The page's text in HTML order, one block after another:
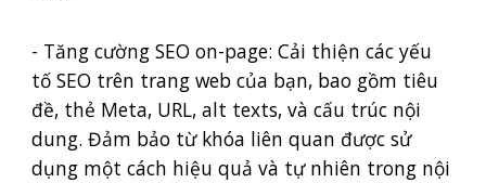
- Tăng cường SEO on-page: Cải thiện các yếu
tố SEO trên trang web của bạn, bao gồm tiêu
đề, thẻ Meta, URL, alt texts, và cấu trúc nội
dung. Đảm bảo từ khóa liên quan được sử
dụng một cách hiệu quả và tự nhiên trong nội